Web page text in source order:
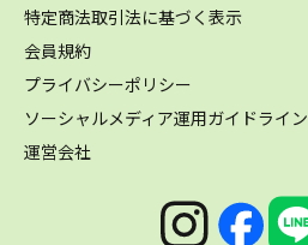
特定商法取引法に基づく表示
会員規約
プライバシーポリシー
ソーシャルメディア運用ガイドライン
運営会社